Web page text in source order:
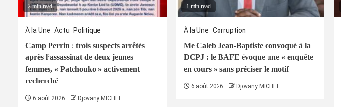
2 min read
À la Une Actu Politique
Camp Perrin : trois suspects arrêtés
après l’assassinat de deux jeunes
femmes, « Patchouko » activement
recherché
6 août 2026 Djovany MICHEL
1 min read
À la Une Corruption
Me Caleb Jean-Baptiste convoqué à la
DCPJ : le BAFE évoque une « enquête
en cours » sans préciser le motif
6 août 2026 Djovany MICHEL